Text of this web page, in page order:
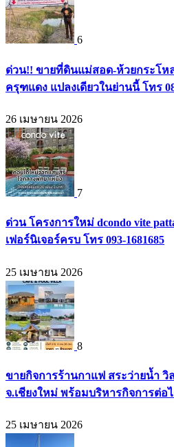
6
ด่วน!! ขายที่ดินแม่สอด-ห้วยกระโห
ครุฑแดง แปลงเดียวในย่านนี้ โทร
26 เมษายน 2026
7
ด่วน โครงการใหม่ dcondo vite
เฟอร์นิเจอร์ครบ โทร 093-1681685
25 เมษายน 2026
8
ขายกิจการร้านกาแฟ สระว่ายน้ำ วิ
จ.เชียงใหม่ พร้อมบริหารกิจการต่อไ
25 เมษายน 2026